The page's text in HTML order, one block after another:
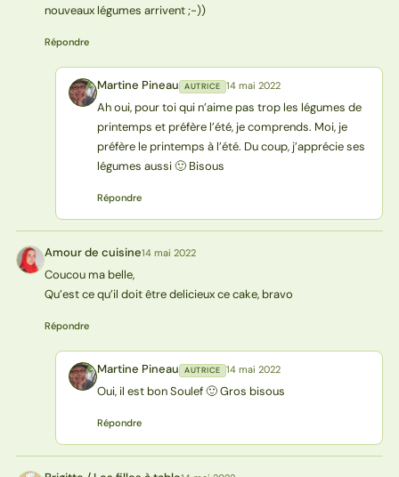
nouveaux légumes arrivent ;-))
Répondre
MP Martine Pineau AUTRICE 14 mai 2022
Ah oui, pour toi qui n’aime pas trop les légumes de
printemps et préfère l’été, je comprends. Moi, je
préfère le printemps à l’été. Du coup, j’apprécie ses
légumes aussi 🙂 Bisous
Répondre
AC Amour de cuisine14 mai 2022
Coucou ma belle,
Qu’est ce qu’il doit être delicieux ce cake, bravo
Répondre
MP Martine Pineau AUTRICE 14 mai 2022
Oui, il est bon Soulef 🙂 Gros bisous
Répondre